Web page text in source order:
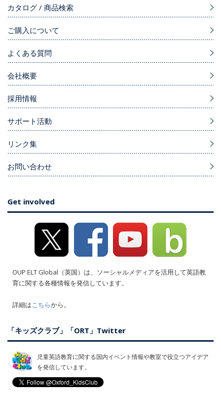
カタログ / 商品検索
ご購入について
よくある質問
会社概要
採用情報
サポート活動
リンク集
お問い合わせ
Get involved
OUP ELT Global（英国）は、ソーシャルメディアを活用して英語教
育に関する各種情報を発信しています。
詳細はこちらから。
「キッズクラブ」「ORT」Twitter
児童英語教育に関する国内イベント情報や教室で役立つアイデア
を発信しています。